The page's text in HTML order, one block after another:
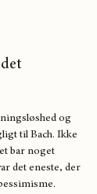
og
til Bach. Ikke
bar noget
det eneste, der